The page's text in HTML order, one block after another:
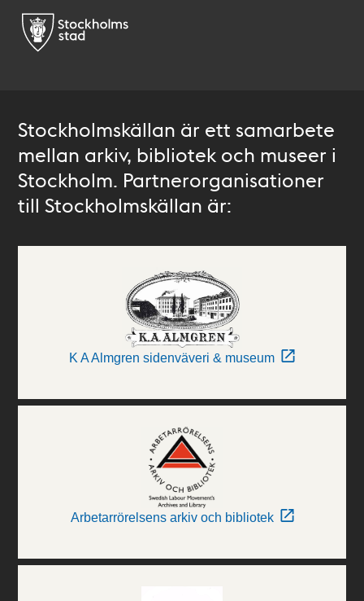
Stockholmskällan är ett samarbete
mellan arkiv, bibliotek och museer i
Stockholm. Partnerorganisationer
till Stockholmskällan är:
K A Almgren sidenväveri & museum
Arbetarrörelsens arkiv och bibliotek